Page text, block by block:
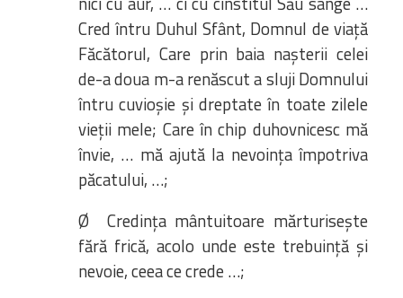
Cred întru Duhul Sfânt, Domnul de viață
Făcătorul, Care prin baia nașterii celei
de-a doua m-a renăscut a sluji Domnului
întru cuvioșie și dreptate în toate zilele
vieții mele; Care în chip duhovnicesc mă
învie, … mă ajută la nevoința împotriva
păcatului, …;
Ø Credința mântuitoare mărturisește
fără frică, acolo unde este trebuință și
nevoie, ceea ce crede …;